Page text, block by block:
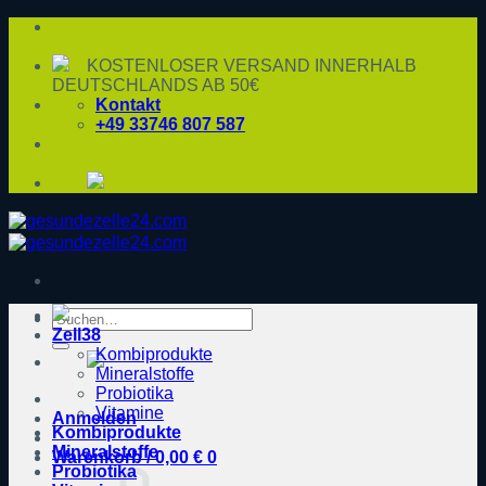
Zum
springen KOSTENLOSER VERSAND INNERHALB
DEUTSCHLANDS AB 50€
Kontakt
+49 33746 807 587
Suche
nach:
Anmelden
Warenkorb /0,00 € 0
Zell38
Kombiprodukte
Mineralstoffe
Probiotika
Vitamine
Kombiprodukte
Mineralstoffe
Probiotika